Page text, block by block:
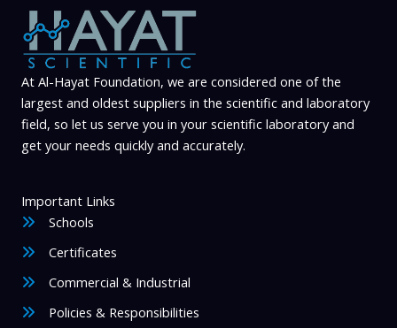
At Al-Hayat Foundation, we are considered one of the
largest and oldest suppliers in the scientific and laboratory
field, so let us serve you in your scientific laboratory and
get your needs quickly and accurately.
Important Links
Schools
Certificates
Commercial & Industrial
Policies & Responsibilities